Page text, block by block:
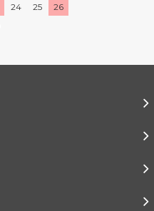
24 25
26